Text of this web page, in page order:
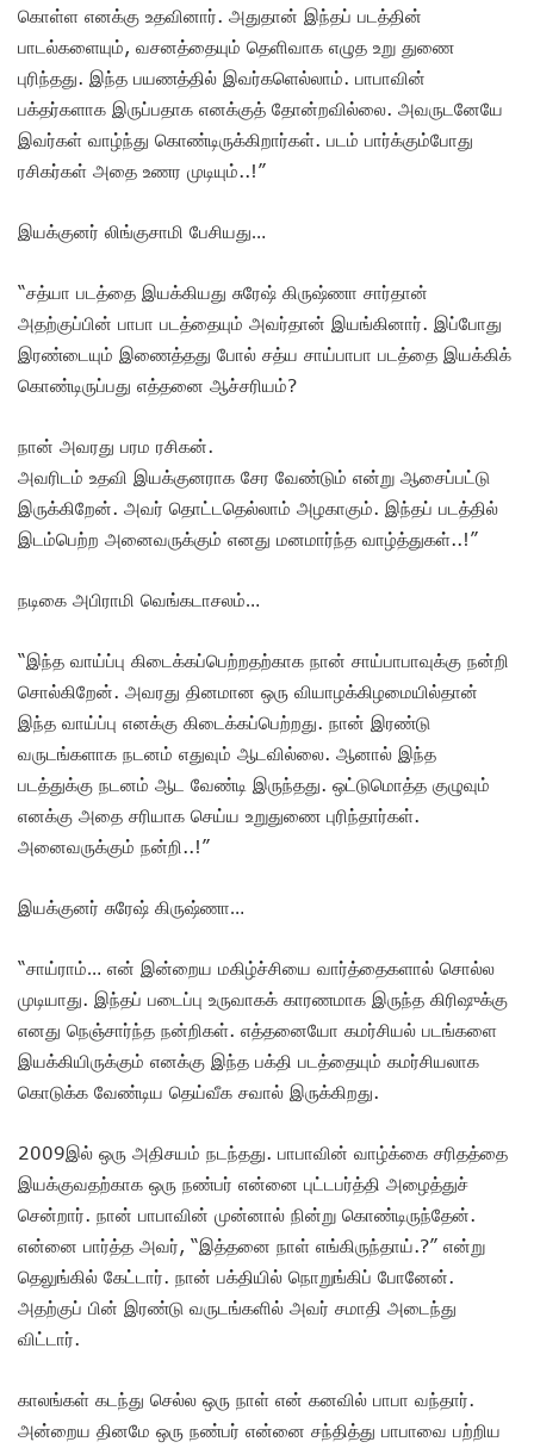
கொள்ள எனக்கு உதவினார். அதுதான் இந்தப் படத்தின்
பாடல்களையும், வசனத்தையும் தெளிவாக எழுத உறு துணை
புரிந்தது. இந்த பயணத்தில் இவர்களெல்லாம். பாபாவின்
பக்தர்களாக இருப்பதாக எனக்குத் தோன்றவில்லை. அவருடனேயே
இவர்கள் வாழ்ந்து கொண்டிருக்கிறார்கள். படம் பார்க்கும்போது
ரசிகர்கள் அதை உணர முடியும்..!”
இயக்குனர் லிங்குசாமி பேசியது…
“சத்யா படத்தை இயக்கியது சுரேஷ் கிருஷ்ணா சார்தான்
அதற்குப்பின் பாபா படத்தையும் அவர்தான் இயங்கினார். இப்போது
இரண்டையும் இணைத்தது போல் சத்ய சாய்பாபா படத்தை இயக்கிக்
கொண்டிருப்பது எத்தனை ஆச்சரியம்?
நான் அவரது பரம ரசிகன்.
அவரிடம் உதவி இயக்குனராக சேர வேண்டும் என்று ஆசைப்பட்டு
இருக்கிறேன். அவர் தொட்டதெல்லாம் அழகாகும். இந்தப் படத்தில்
இடம்பெற்ற அனைவருக்கும் எனது மனமார்ந்த வாழ்த்துகள்..!”
நடிகை அபிராமி வெங்கடாசலம்…
“இந்த வாய்ப்பு கிடைக்கப்பெற்றதற்காக நான் சாய்பாபாவுக்கு நன்றி
சொல்கிறேன். அவரது தினமான ஒரு வியாழக்கிழமையில்தான்
இந்த வாய்ப்பு எனக்கு கிடைக்கப்பெற்றது. நான் இரண்டு
வருடங்களாக நடனம் எதுவும் ஆடவில்லை. ஆனால் இந்த
படத்துக்கு நடனம் ஆட வேண்டி இருந்தது. ஒட்டுமொத்த குழுவும்
எனக்கு அதை சரியாக செய்ய உறுதுணை புரிந்தார்கள்.
அனைவருக்கும் நன்றி..!”
இயக்குனர் சுரேஷ் கிருஷ்ணா…
“சாய்ராம்… என் இன்றைய மகிழ்ச்சியை வார்த்தைகளால் சொல்ல
முடியாது. இந்தப் படைப்பு உருவாகக் காரணமாக இருந்த கிரிஷுக்கு
எனது நெஞ்சார்ந்த நன்றிகள். எத்தனையோ கமர்சியல் படங்களை
இயக்கியிருக்கும் எனக்கு இந்த பக்தி படத்தையும் கமர்சியலாக
கொடுக்க வேண்டிய தெய்வீக சவால் இருக்கிறது.
2009இல் ஒரு அதிசயம் நடந்தது. பாபாவின் வாழ்க்கை சரிதத்தை
இயக்குவதற்காக ஒரு நண்பர் என்னை புட்டபர்த்தி அழைத்துச்
சென்றார். நான் பாபாவின் முன்னால் நின்று கொண்டிருந்தேன்.
என்னை பார்த்த அவர், “இத்தனை நாள் எங்கிருந்தாய்.?” என்று
தெலுங்கில் கேட்டார். நான் பக்தியில் நொறுங்கிப் போனேன்.
அதற்குப் பின் இரண்டு வருடங்களில் அவர் சமாதி அடைந்து
விட்டார்.
காலங்கள் கடந்து செல்ல ஒரு நாள் என் கனவில் பாபா வந்தார்.
அன்றைய தினமே ஒரு நண்பர் என்னை சந்தித்து பாபாவை பற்றிய